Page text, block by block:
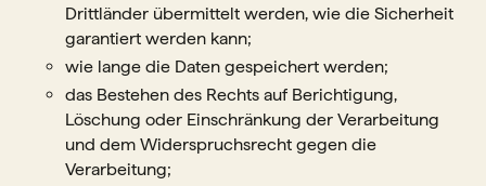
Drittländer übermittelt werden, wie die Sicherheit
garantiert werden kann;
wie lange die Daten gespeichert werden;
das Bestehen des Rechts auf Berichtigung,
Löschung oder Einschränkung der Verarbeitung
und dem Widerspruchsrecht gegen die
Verarbeitung;